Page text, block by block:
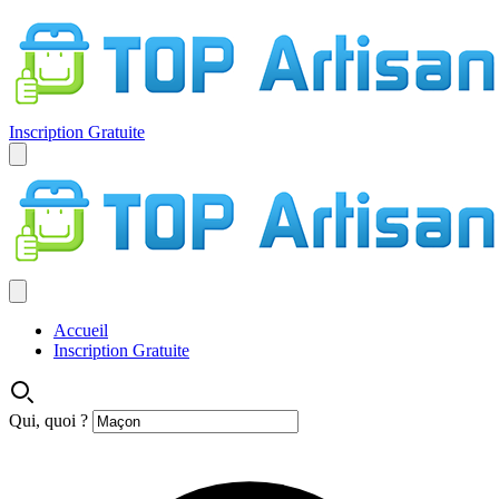
Inscription Gratuite
Accueil
Inscription Gratuite
Qui, quoi ?